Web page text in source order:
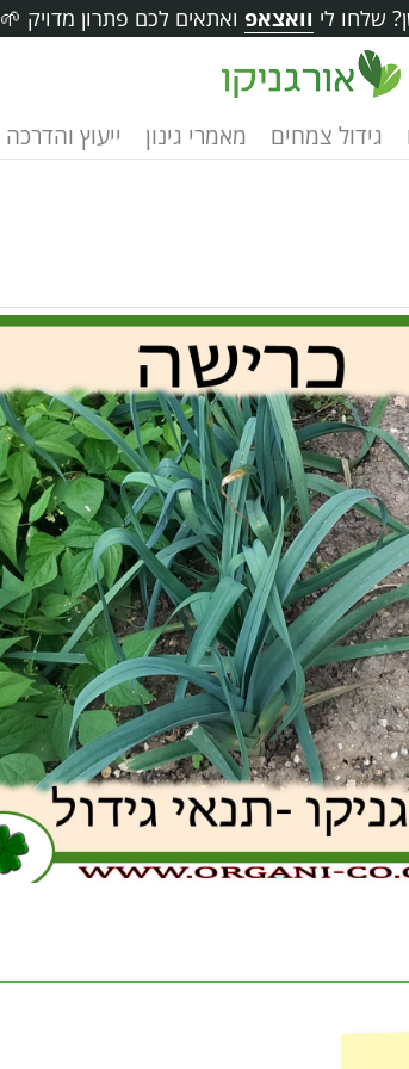
שלחו לי וואצאפ ואתאים לכם פתרון מדויק 🌱
גידול צמחים מאמרי גינון ייעוץ והדרכה